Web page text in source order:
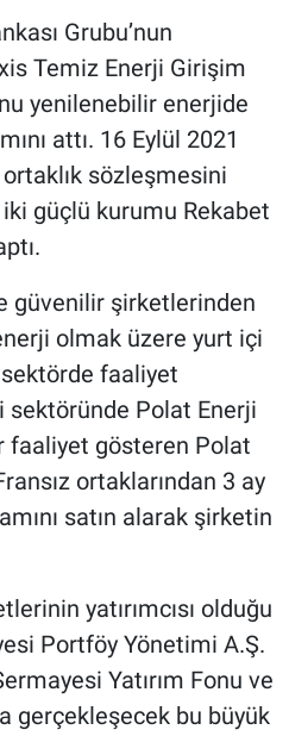
Grubu’nun
Temiz Enerji Girişim
yenilenebilir enerjide
attı. 16 Eylül 2021
sözleşmesini
güçlü kurumu Rekabet
güvenilir şirketlerinden
olmak üzere yurt içi
sektörde faaliyet
Polat Enerji
faaliyet gösteren Polat
ortaklarından 3 ay
satın alarak şirketin
yatırımcısı olduğu
Portföy Yönetimi A.Ş.
Yatırım Fonu ve
gerçekleşecek bu büyük